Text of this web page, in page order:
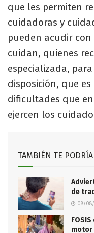
que les permiten
cuidadoras y
pueden acudir
cuidan, quienes
especializada,
disposición, que
dificultades que
ejercen los
TAMBIÉN TE
de
08/
motor